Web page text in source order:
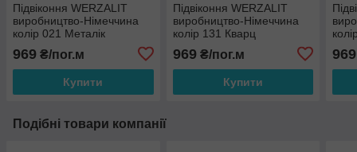
Підвіконня WERZALIT
виробництво-Німеччина
колір 021 Металік
969 ₴/пог.м
Купити
Підвіконня WERZALIT
виробництво-Німеччина
колір 131 Кварц
969₴/пог.м
Купити
969
Подібні товари компанії